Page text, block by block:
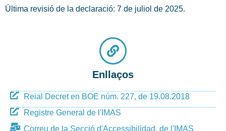
Última revisió de la declaració: 7 de juliol de 2025.
Enllaços
Reial Decret en BOE núm. 227, de 19.08.2018
Registre General de l'IMAS
Correu de la Secció d'Accessibilidad, de l'IMAS